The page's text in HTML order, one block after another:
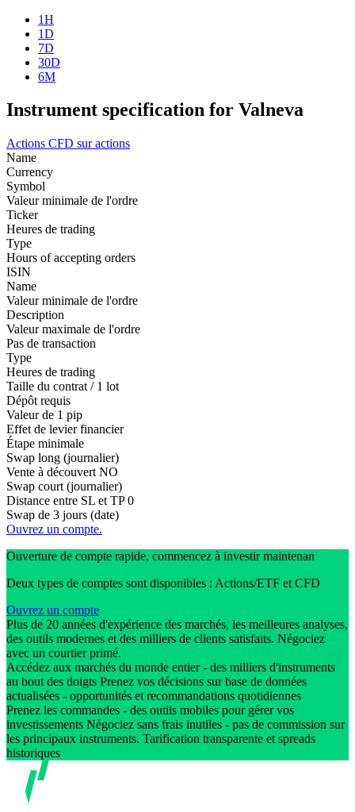
1H
1D
7D
30D
6M
Instrument specification for Valneva
Actions CFD sur actions
Name
Currency
Symbol
Valeur minimale de l'ordre
Ticker
Heures de trading
Type
Hours of accepting orders
ISIN
Name
Valeur minimale de l'ordre
Description
Valeur maximale de l'ordre
Pas de transaction
Type
Heures de trading
Taille du contrat / 1 lot
Dépôt requis
Valeur de 1 pip
Effet de levier financier
Étape minimale
Swap long (journalier)
Vente à découvert NO
Swap court (journalier)
Distance entre SL et TP 0
Swap de 3 jours (date)
Ouvrez un compte.
Ouverture de compte rapide, commencez à investir maintenan
Deux types de comptes sont disponibles : Actions/ETF et CFD
Ouvrez un compte
Plus de 20 années d'expérience des marchés, les meilleures analyses,
des outils modernes et des milliers de clients satisfaits. Négociez
avec un courtier primé.
Accédez aux marchés du monde entier - des milliers d'instruments
au bout des doigts Prenez vos décisions sur base de données
actualisées - opportunités et recommandations quotidiennes
Prenez les commandes - des outils mobiles pour gérer vos
investissements Négociez sans frais inutiles - pas de commission sur
les principaux instruments. Tarification transparente et spreads
historiques